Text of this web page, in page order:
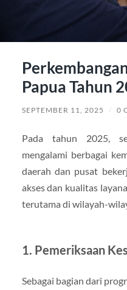
Papua Tahun
SEPTEMBER 11, 2025 / 0
Pada tahun 2025,
mengalami berbagai
daerah dan pusat
akses dan kualitas
terutama di wilayah-
1. Pemeriksaan
Sebagai bagian dari